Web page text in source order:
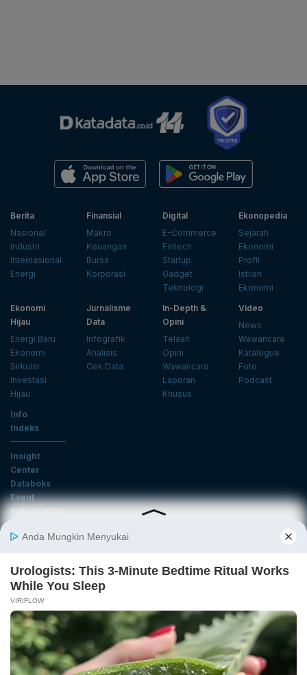
Berita
Nasional
Industri
Internasional
Energi
Finansial
Makro
Keuangan
Bursa
Korporasi
Digital
E-Commerce
Fintech
Startup
Gadget
Teknologi
Ekonopedia
Sejarah
Ekonomi
Profil
Istilah
Ekonomi
Ekonomi
Hijau
Energi Baru
Ekonomi
Sirkular
Investasi
Hijau
Jurnalisme
Data
Infografik
Analisis
Cek Data
In-Depth &
Opini
Telaah
Opini
Wawancara
Laporan
Khusus
Video
News
Wawancara
Katalogue
Foto
Podcast
Info
Indeks
Insight
Center
Databoks
Event
KatadataOto
Email
Daftar
Tentang Katadata Advertising Karier
Pedoman Media Siber